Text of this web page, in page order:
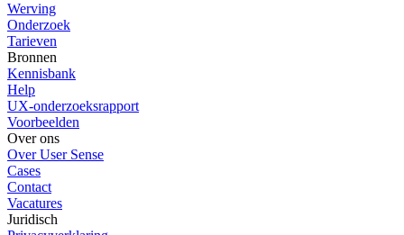
Werving
Onderzoek
Tarieven
Bronnen
Kennisbank
Help
UX-onderzoeksrapport
Voorbeelden
Over ons
Over User Sense
Cases
Contact
Vacatures
Juridisch